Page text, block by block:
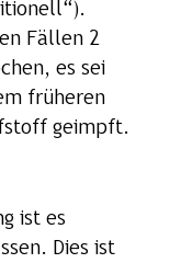
Fällen 2
es sei
früheren
geimpft.
ist es
Dies ist